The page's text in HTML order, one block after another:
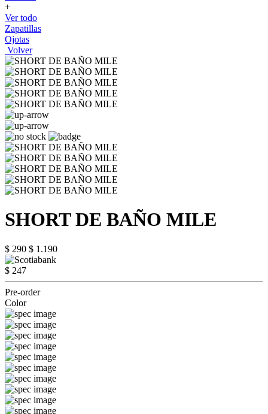
+
Ver todo
Zapatillas
Ojotas
Volver
SHORT DE BAÑO MILE
$ 290 $ 1.190
$ 247
Pre-order
Color